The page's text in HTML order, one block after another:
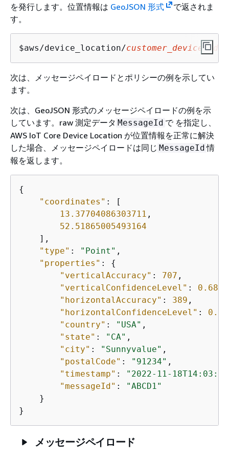
を発行します。位置情報は GeoJSON 形式
で返されま
す。
$aws/device_location/customer_device_id
次は、メッセージペイロードとポリシーの例を示してい
ます。
次は、GeoJSON 形式のメッセージペイロードの例を示
しています。raw 測定データ MessageId で を指定し、
AWS IoT Core Device Location が位置情報を正常に解決
した場合、メッセージペイロードは同じ MessageId 情
報を返します。
{
"coordinates" : [
13.37704086303711 ,
52.51865005493164
    ],
"type" : "Point" ,
"properties" : {
"verticalAccuracy" : 707 ,
"verticalConfidenceLevel" : 0.68
"horizontalAccuracy" : 389 ,
"horizontalConfidenceLevel" : 0.68
"country" : "USA" ,
"state" : "CA" ,
"city" : "Sunnyvalue" ,
"postalCode" : "91234" ,
"timestamp" :
"2022-11-
"messageId" :
"ABCD1"
    }
}
メッセージペイロード